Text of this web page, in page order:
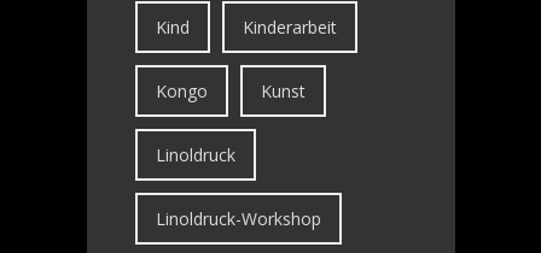
Kind Kinderarbeit
Kongo Kunst
Linoldruck
Linoldruck-Workshop